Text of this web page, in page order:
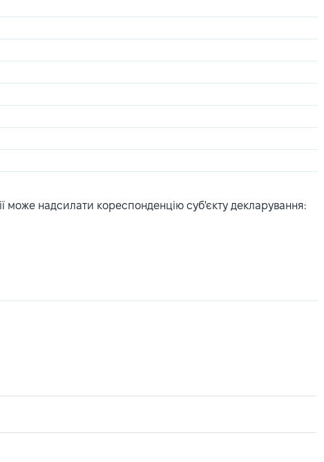
може надсилати кореспонденцію суб'єкту декларування: